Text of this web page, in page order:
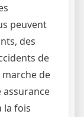
peuvent
des
de
de
la fois